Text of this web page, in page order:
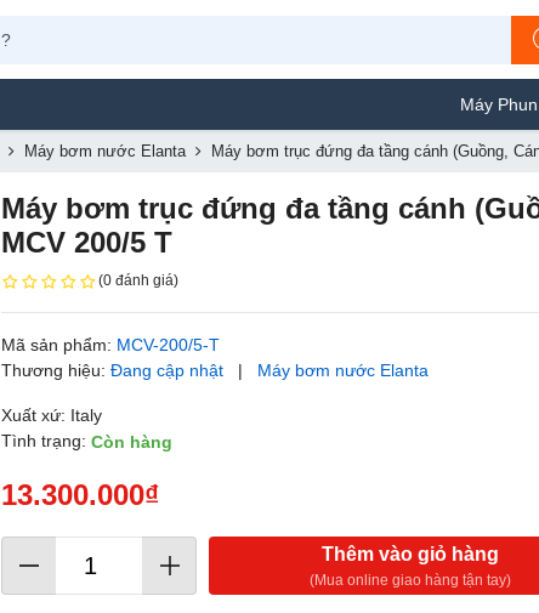
Máy Phun Sơn
Máy bơm nước Elanta Máy bơm trục đứng đa tầng cánh (Guồng,
Máy bơm trục đứng đa tầng cánh
MCV 200/5 T
(0 đánh giá)
Mã sản phẩm: MCV-200/5-T
Thương hiệu:Đang cập nhật | Máy bơm nước Elanta
Xuất xứ: Italy
Tình trạng:Còn hàng
13.300.000₫
Thêm vào giỏ hàng
(Mua online giao hàng tận tay)